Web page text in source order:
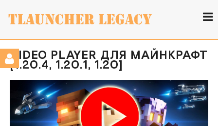
VIDEO PLAYER ДЛЯ МАЙНКРАФТ
[1.20.4, 1.20.1, 1.20]